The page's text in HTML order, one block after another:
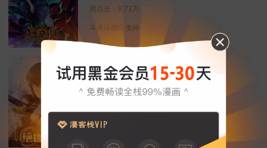
周点击： 8.71万
斗天斗地斗鬼神
绝世武神
冒险 热血 动作
武道，决定命运